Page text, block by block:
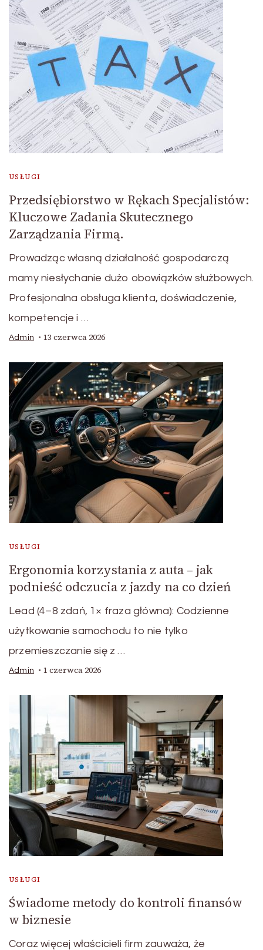
USŁUGI
Przedsiębiorstwo w Rękach Specjalistów:
Kluczowe Zadania Skutecznego
Zarządzania Firmą.
Prowadząc własną działalność gospodarczą
mamy niesłychanie dużo obowiązków służbowych.
Profesjonalna obsługa klienta, doświadczenie,
kompetencje i …
Admin 13 czerwca 2026
USŁUGI
Ergonomia korzystania z auta – jak
podnieść odczucia z jazdy na co dzień
Lead (4–8 zdań, 1× fraza główna): Codzienne
użytkowanie samochodu to nie tylko
przemieszczanie się z …
Admin 1 czerwca 2026
USŁUGI
Świadome metody do kontroli finansów
w biznesie
Coraz więcej właścicieli firm zauważa, że